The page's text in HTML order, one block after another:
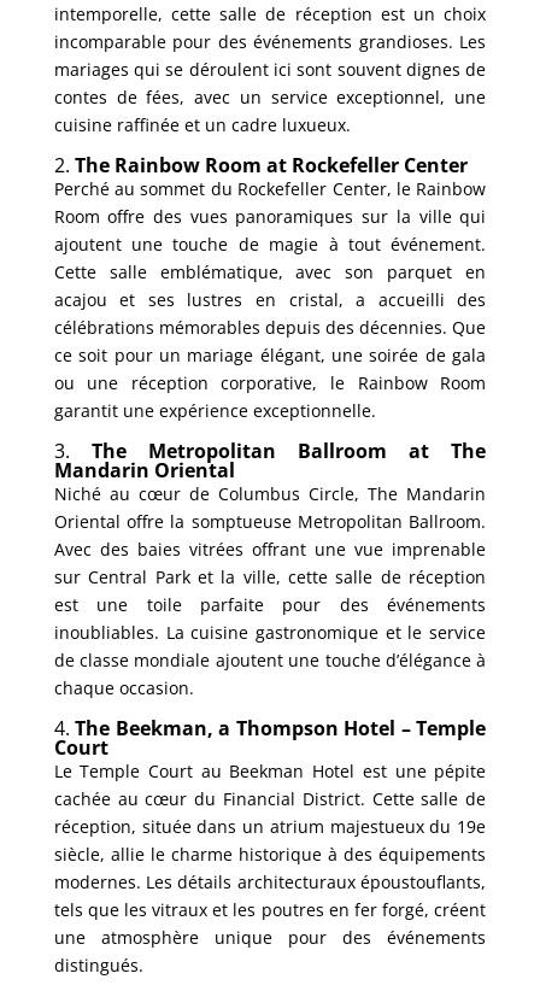
intemporelle, cette salle de réception est un choix
incomparable pour des événements grandioses. Les
mariages qui se déroulent ici sont souvent dignes de
contes de fées, avec un service exceptionnel, une
cuisine raffinée et un cadre luxueux.
2. The Rainbow Room at Rockefeller Center
Perché au sommet du Rockefeller Center, le Rainbow
Room offre des vues panoramiques sur la ville qui
ajoutent une touche de magie à tout événement.
Cette salle emblématique, avec son parquet en
acajou et ses lustres en cristal, a accueilli des
célébrations mémorables depuis des décennies. Que
ce soit pour un mariage élégant, une soirée de gala
ou une réception corporative, le Rainbow Room
garantit une expérience exceptionnelle.
3. The Metropolitan Ballroom at The
Mandarin Oriental
Niché au cœur de Columbus Circle, The Mandarin
Oriental offre la somptueuse Metropolitan Ballroom.
Avec des baies vitrées offrant une vue imprenable
sur Central Park et la ville, cette salle de réception
est une toile parfaite pour des événements
inoubliables. La cuisine gastronomique et le service
de classe mondiale ajoutent une touche d’élégance à
chaque occasion.
4.The Beekman, a Thompson Hotel – Temple
Court
Le Temple Court au Beekman Hotel est une pépite
cachée au cœur du Financial District. Cette salle de
réception, située dans un atrium majestueux du 19e
siècle, allie le charme historique à des équipements
modernes. Les détails architecturaux époustouflants,
tels que les vitraux et les poutres en fer forgé, créent
une atmosphère unique pour des événements
distingués.